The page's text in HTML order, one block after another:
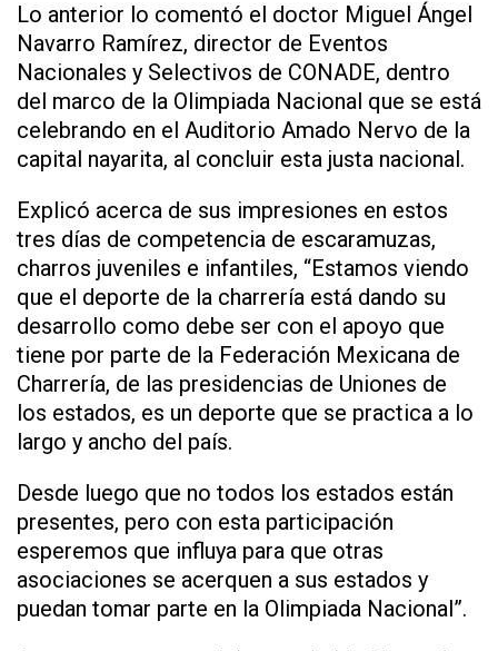
Lo anterior lo comentó el doctor Miguel Ángel
Navarro Ramírez, director de Eventos
Nacionales y Selectivos de CONADE, dentro
del marco de la Olimpiada Nacional que se está
celebrando en el Auditorio Amado Nervo de la
capital nayarita, al concluir esta justa nacional.
Explicó acerca de sus impresiones en estos
tres días de competencia de escaramuzas,
charros juveniles e infantiles, “Estamos viendo
que el deporte de la charrería está dando su
desarrollo como debe ser con el apoyo que
tiene por parte de la Federación Mexicana de
Charrería, de las presidencias de Uniones de
los estados, es un deporte que se practica a lo
largo y ancho del país.
Desde luego que no todos los estados están
presentes, pero con esta participación
esperemos que influya para que otras
asociaciones se acerquen a sus estados y
puedan tomar parte en la Olimpiada Nacional”.